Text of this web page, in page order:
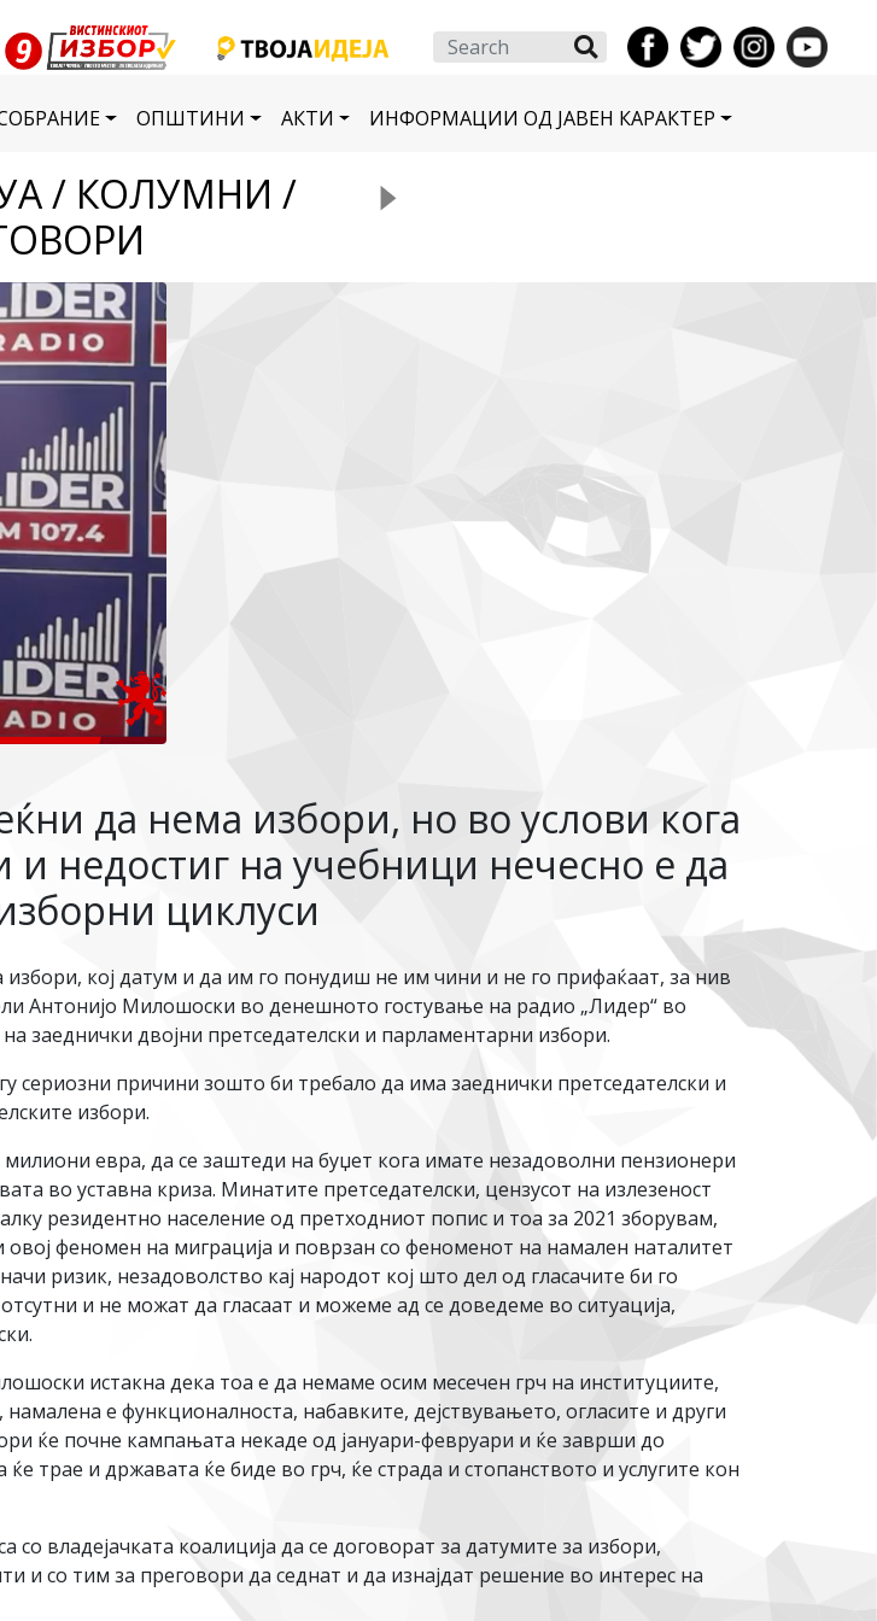
Search
ОПШТИНИ АКТИ ИНФОРМАЦИИ ОД ЈАВЕН КАРАКТЕР
/ КОЛУМНИ /
да нема избори, но во услови кога
недостиг на учебници нечесно е да
циклуси
кој датум и да им го понудиш не им чини и не го прифаќаат, за нив
Антонијо Милошоски во денешното гостување на радио „Лидер“ во
заеднички двојни претседателски и парламентарни избори.
причини зошто би требало да има заеднички претседателски и
избори.
евра, да се заштеди на буџет кога имате незадоволни пензионери
во уставна криза. Минатите претседателски, цензусот на излезеност
резидентно население од претходниот попис и тоа за 2021 зборувам,
феномен на миграција и поврзан со феноменот на намален наталитет
ризик, незадоволство кај народот кој што дел од гласачите би го
и не можат да гласаат и можеме ад се доведеме во ситуација,
истакна дека тоа е да немаме осим месечен грч на институциите,
е функционалноста, набавките, дејствувањето, огласите и други
ќе почне кампањата некаде од јануари-февруари и ќе заврши до
трае и државата ќе биде во грч, ќе страда и стопанството и услугите кон
владејачката коалиција да се договорат за датумите за избори,
и со тим за преговори да седнат и да изнајдат решение во интерес на